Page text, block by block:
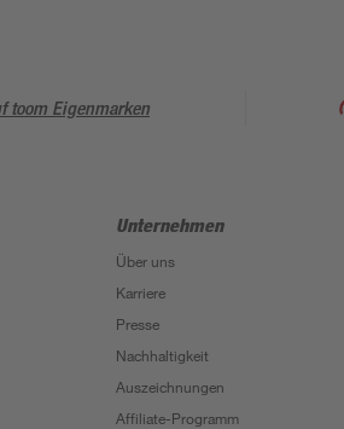
toom Eigenmarken
Unternehmen
Über uns
Karriere
Presse
Nachhaltigkeit
Auszeichnungen
Affiliate-Programm